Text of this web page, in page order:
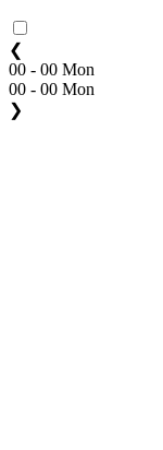
❮
00 - 00 Mon
00 - 00 Mon
❯